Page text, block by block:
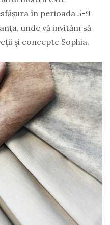
în perioada 5-9
unde vă invităm să
și concepte Sophia.